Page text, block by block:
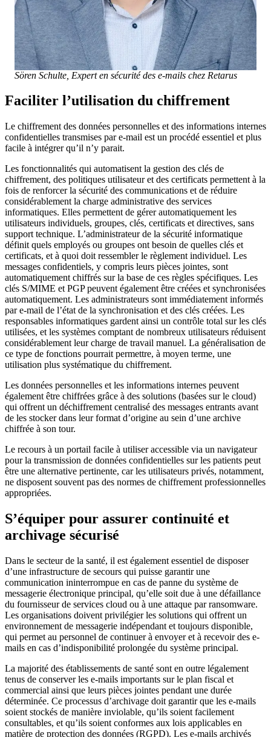
Sören Schulte, Expert en sécurité des e-mails chez Retarus
Faciliter l’utilisation du chiffrement
Le chiffrement des données personnelles et des informations internes
confidentielles transmises par e-mail est un procédé essentiel et plus
facile à intégrer qu’il n’y parait.
Les fonctionnalités qui automatisent la gestion des clés de
chiffrement, des politiques utilisateur et des certificats permettent à la
fois de renforcer la sécurité des communications et de réduire
considérablement la charge administrative des services
informatiques. Elles permettent de gérer automatiquement les
utilisateurs individuels, groupes, clés, certificats et directives, sans
support technique. L’administrateur de la sécurité informatique
définit quels employés ou groupes ont besoin de quelles clés et
certificats, et à quoi doit ressembler le règlement individuel. Les
messages confidentiels, y compris leurs pièces jointes, sont
automatiquement chiffrés sur la base de ces règles spécifiques. Les
clés S/MIME et PGP peuvent également être créées et synchronisées
automatiquement. Les administrateurs sont immédiatement informés
par e-mail de l’état de la synchronisation et des clés créées. Les
responsables informatiques gardent ainsi un contrôle total sur les clés
utilisées, et les systèmes comptant de nombreux utilisateurs réduisent
considérablement leur charge de travail manuel. La généralisation de
ce type de fonctions pourrait permettre, à moyen terme, une
utilisation plus systématique du chiffrement.
Les données personnelles et les informations internes peuvent
également être chiffrées grâce à des solutions (basées sur le cloud)
qui offrent un déchiffrement centralisé des messages entrants avant
de les stocker dans leur format d’origine au sein d’une archive
chiffrée à son tour.
Le recours à un portail facile à utiliser accessible via un navigateur
pour la transmission de données confidentielles sur les patients peut
être une alternative pertinente, car les utilisateurs privés, notamment,
ne disposent souvent pas des normes de chiffrement professionnelles
appropriées.
S’équiper pour assurer continuité et
archivage sécurisé
Dans le secteur de la santé, il est également essentiel de disposer
d’une infrastructure de secours qui puisse garantir une
communication ininterrompue en cas de panne du système de
messagerie électronique principal, qu’elle soit due à une défaillance
du fournisseur de services cloud ou à une attaque par ransomware.
Les organisations doivent privilégier les solutions qui offrent un
environnement de messagerie indépendant et toujours disponible,
qui permet au personnel de continuer à envoyer et à recevoir des e-
mails en cas d’indisponibilité prolongée du système principal.
La majorité des établissements de santé sont en outre légalement
tenus de conserver les e-mails importants sur le plan fiscal et
commercial ainsi que leurs pièces jointes pendant une durée
déterminée. Ce processus d’archivage doit garantir que les e-mails
soient stockés de manière inviolable, qu’ils soient facilement
consultables, et qu’ils soient conformes aux lois applicables en
matière de protection des données (RGPD). Les e-mails archivés